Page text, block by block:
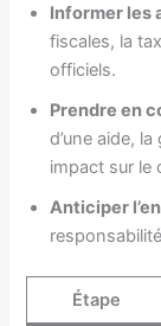
Informer les
fiscales, la
officiels.
Prendre en
d’une aide,
impact sur le
Anticiper
Étape